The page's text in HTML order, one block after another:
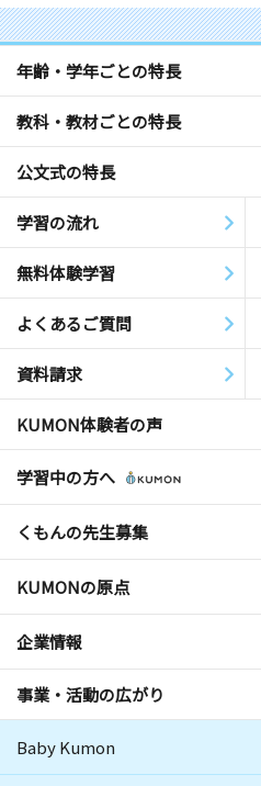
年齢・学年ごとの特長
教科・教材ごとの特長
公文式の特長
学習の流れ
無料体験学習
よくあるご質問
資料請求
KUMON体験者の声
学習中の方へ
くもんの先生募集
KUMONの原点
企業情報
事業・活動の広がり
Baby Kumon